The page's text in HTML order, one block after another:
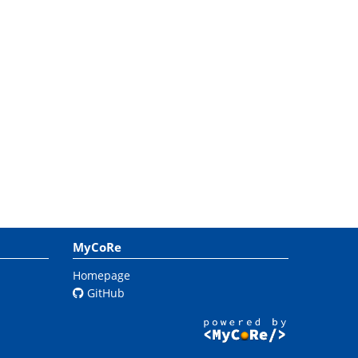
MyCoRe
Homepage
GitHub